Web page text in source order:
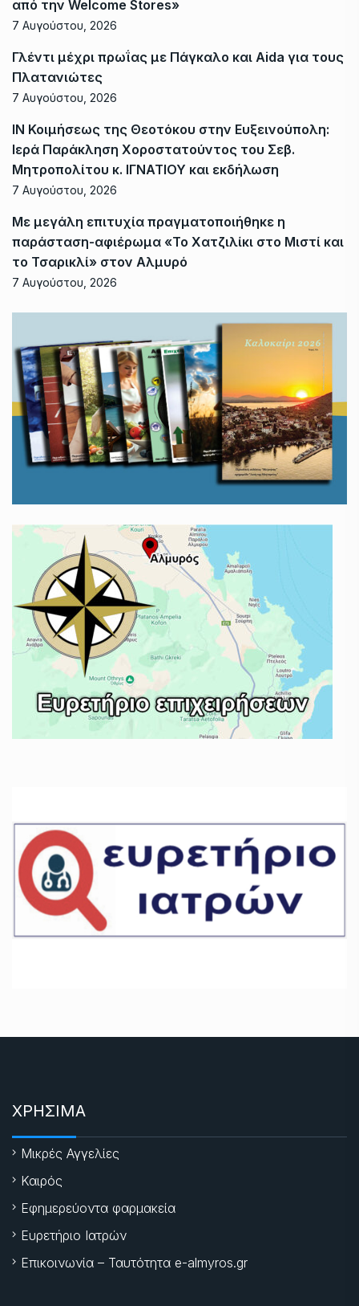
από την Welcome Stores»
7 Αυγούστου, 2026
Γλέντι μέχρι πρωΐας με Πάγκαλο και Aida για τους
Πλατανιώτες
7 Αυγούστου, 2026
ΙΝ Κοιμήσεως της Θεοτόκου στην Ευξεινούπολη:
Ιερά Παράκληση Χοροστατούντος του Σεβ.
Μητροπολίτου κ. ΙΓΝΑΤΙΟΥ και εκδήλωση
7 Αυγούστου, 2026
Με μεγάλη επιτυχία πραγματοποιήθηκε η
παράσταση-αφιέρωμα «Το Χατζιλίκι στο Μιστί και
το Τσαρικλί» στον Αλμυρό
7 Αυγούστου, 2026
ΧΡΗΣΙΜΑ
Μικρές Αγγελίες
Καιρός
Εφημερεύοντα φαρμακεία
Ευρετήριο Ιατρών
Επικοινωνία – Ταυτότητα e-almyros.gr